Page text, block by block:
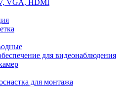
VGA, HDMI
для видеонаблюдения
для монтажа